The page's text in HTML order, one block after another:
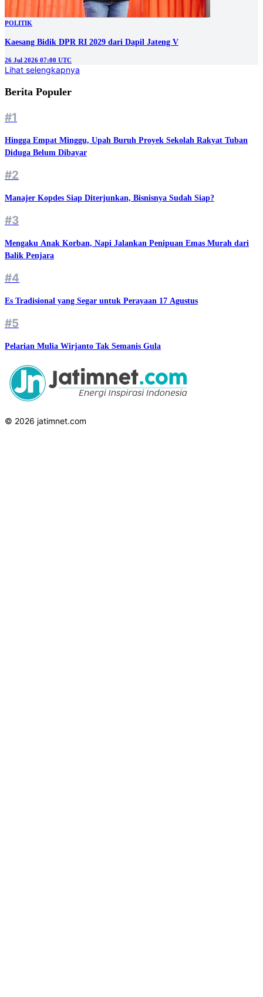
POLITIK
Kaesang Bidik DPR RI 2029 dari Dapil Jateng V
26 Jul 2026 07:00 UTC
Lihat selengkapnya
Berita Populer
#1
Hingga Empat Minggu, Upah Buruh Proyek Sekolah Rakyat Tuban
Diduga Belum Dibayar
#2
Manajer Kopdes Siap Diterjunkan, Bisnisnya Sudah Siap?
#3
Mengaku Anak Korban, Napi Jalankan Penipuan Emas Murah dari
Balik Penjara
#4
Es Tradisional yang Segar untuk Perayaan 17 Agustus
#5
Pelarian Mulia Wirjanto Tak Semanis Gula
© 2026 jatimnet.com